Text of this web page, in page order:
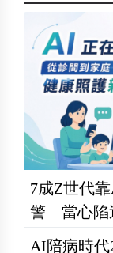
7成Z世代
警 當心陷
AI陪病時